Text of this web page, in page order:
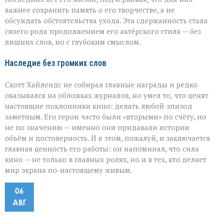
важнее сохранить память о его творчестве, а не
обсуждать обстоятельства ухода. Эта сдержанность стала
своего рода продолжением его актёрского стиля — без
лишних слов, но с глубоким смыслом.
Наследие без громких слов
Скотт Хайлендс не собирал главные награды и редко
оказывался на обложках журналов, но умел то, что ценят
настоящие поклонники кино: делать любой эпизод
заметным. Его герои часто были «вторыми» по счёту, но
не по значению — именно они придавали истории
объём и достоверность. И в этом, пожалуй, и заключается
главная ценность его работы: он напоминал, что сила
кино — не только в главных ролях, но и в тех, кто делает
мир экрана по-настоящему живым.
06
АВГ